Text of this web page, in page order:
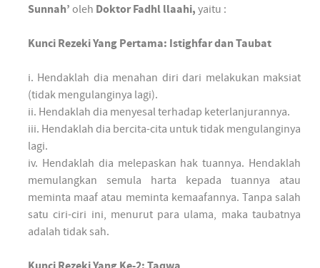
Sunnah’ oleh Doktor Fadhl llaahi, yaitu :
Kunci Rezeki Yang Pertama: Istighfar dan Taubat
i. Hendaklah dia menahan diri dari melakukan maksiat
(tidak mengulanginya lagi).
ii. Hendaklah dia menyesal terhadap keterlanjurannya.
iii. Hendaklah dia bercita-cita untuk tidak mengulanginya
lagi.
iv. Hendaklah dia melepaskan hak tuannya. Hendaklah
memulangkan semula harta kepada tuannya atau
meminta maaf atau meminta kemaafannya. Tanpa salah
satu ciri-ciri ini, menurut para ulama, maka taubatnya
adalah tidak sah.